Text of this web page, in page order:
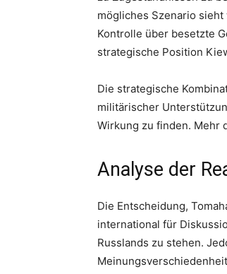
mögliches Szenario
Kontrolle über besetzte
strategische Position
Die strategische
militärischer
Wirkung zu finden. Mehr
Analyse der
Die Entscheidung,
international für
Russlands zu stehen.